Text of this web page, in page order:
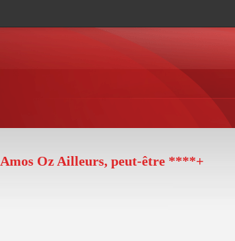
Amos Oz Ailleurs, peut-être ****+